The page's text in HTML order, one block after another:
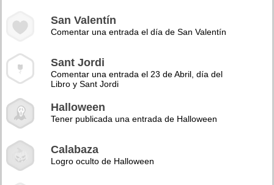
San Valentín
Comentar una entrada el día de San Valentín
Sant Jordi
Comentar una entrada el 23 de Abril, día del
Libro y Sant Jordi
Halloween
Tener publicada una entrada de Halloween
Calabaza
Logro oculto de Halloween